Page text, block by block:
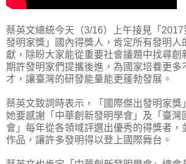
蔡英文總統今天（3/16）上午接見「
發明家獎」國內得獎人，肯定所有發明人
獻，除盼大家能從重要社會議題中找尋創
期許發明家們提攜後進，為國家培養更多
才，讓臺灣的研發能量能更蓬勃發展。
蔡英文致詞時表示，「國際傑出發明家獎
她要感謝「中華創新發明學會」及「臺灣
會」每年從各領域評選出優秀的得獎者，
作品，讓許多發明得以登上國際舞台。